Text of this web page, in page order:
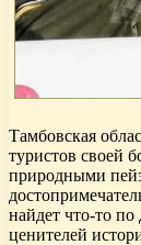
Тамбовская
туристов своей
природными
найдет что-то
ценителей